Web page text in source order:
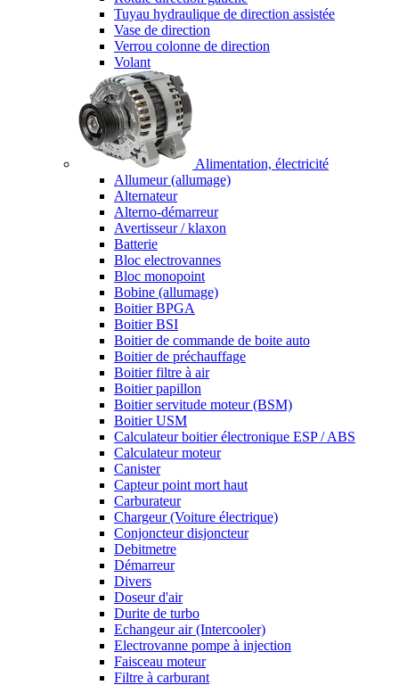
Tuyau hydraulique de direction assistée
Vase de direction
Verrou colonne de direction
Volant
Alimentation, électricité
Allumeur (allumage)
Alternateur
Alterno-démarreur
Avertisseur / klaxon
Batterie
Bloc electrovannes
Bloc monopoint
Bobine (allumage)
Boitier BPGA
Boitier BSI
Boitier de commande de boite auto
Boitier de préchauffage
Boitier filtre à air
Boitier papillon
Boitier servitude moteur (BSM)
Boitier USM
Calculateur boitier électronique ESP / ABS
Calculateur moteur
Canister
Capteur point mort haut
Carburateur
Chargeur (Voiture électrique)
Conjoncteur disjoncteur
Debitmetre
Démarreur
Divers
Doseur d'air
Durite de turbo
Echangeur air (Intercooler)
Electrovanne pompe à injection
Faisceau moteur
Filtre à carburant